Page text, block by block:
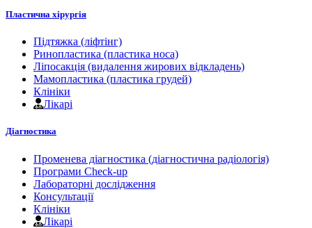
Пластична хірургія
Підтяжка (ліфтінг)
Ринопластика (пластика носа)
Ліпосакція (видалення жирових відкладень)
Мамопластика (пластика грудей)
Клініки
Лікарі
Діагностика
Променева діагностика (діагностична радіологія)
Програми Check-up
Лабораторні дослідження
Консультації
Клініки
Лікарі